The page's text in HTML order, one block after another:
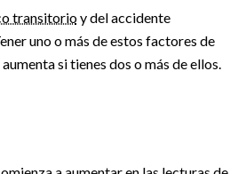
transitorioy del accidente
uno o más de estos factores de
si tienes dos o más de ellos.